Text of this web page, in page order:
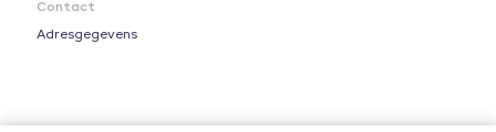
Contact
Adresgegevens